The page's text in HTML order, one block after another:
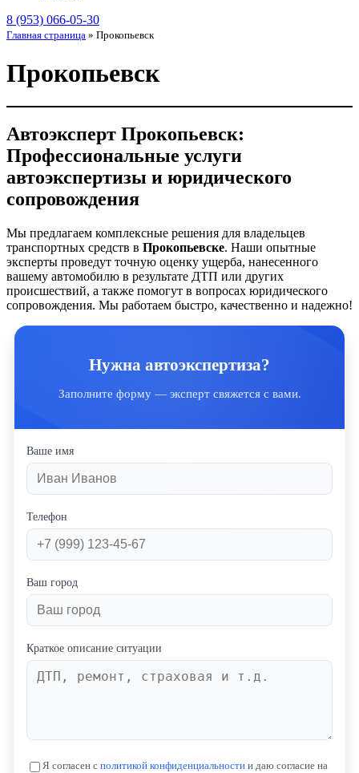
8 (953) 066-05-30
Главная страница » Прокопьевск
Прокопьевск
Автоэксперт Прокопьевск:
Профессиональные услуги
автоэкспертизы и юридического
сопровождения
Мы предлагаем комплексные решения для владельцев
транспортных средств в Прокопьевске. Наши опытные
эксперты проведут точную оценку ущерба, нанесенного
вашему автомобилю в результате ДТП или других
происшествий, а также помогут в вопросах юридического
сопровождения. Мы работаем быстро, качественно и надежно!
Нужна автоэкспертиза?
Заполните форму — эксперт свяжется с вами.
Ваше имя
Телефон
Ваш город
Краткое описание ситуации
Я согласен с политикой конфиденциальности и даю согласие на